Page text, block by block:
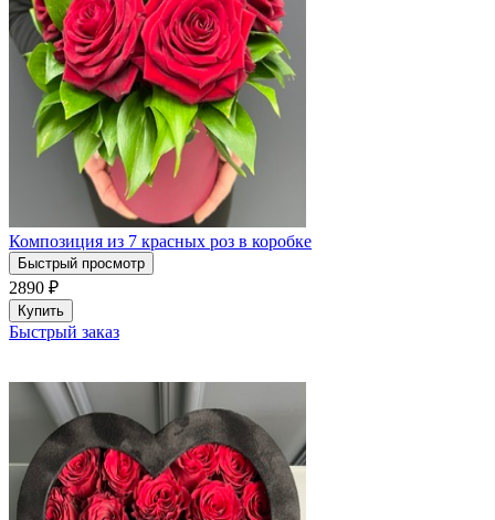
Композиция из 7 красных роз в коробке
Быстрый просмотр
2890 ₽
Купить
Быстрый заказ